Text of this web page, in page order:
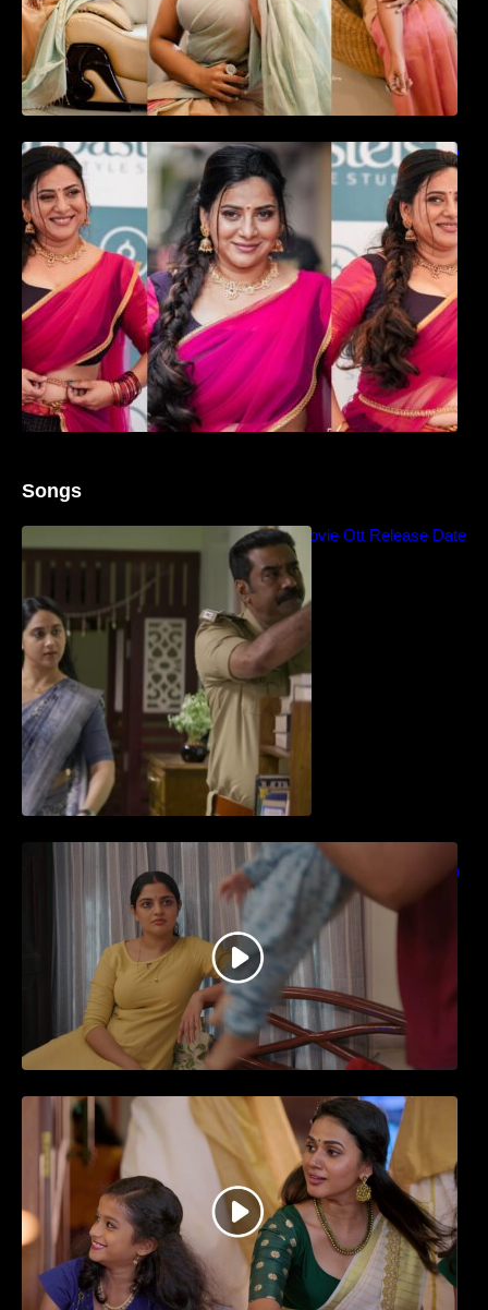
ഉദ്ഘാടന വേദിയിൽ ആരാധരെ മയക്കുന്ന
തകർപ്പൻ ഡൻസുമായി അന്ന രാജൻ..
Songs
Blockbuster Thalavan Movie Ott Release Date
– Video Song Release
തിയേറ്ററിൽ വൻ വിജയമായി മുന്നേറിയ
ഗുരുവായൂർ അംബലനടയിൽ… വീഡിയോ
സോങ്ങ്..
ജനപ്രിയ നടൻ ദിലീപ് നയകമായി
എത്തുന്ന പവി കെയർ ടേക്കർ.. വീഡിയോ
സോംഗ്…